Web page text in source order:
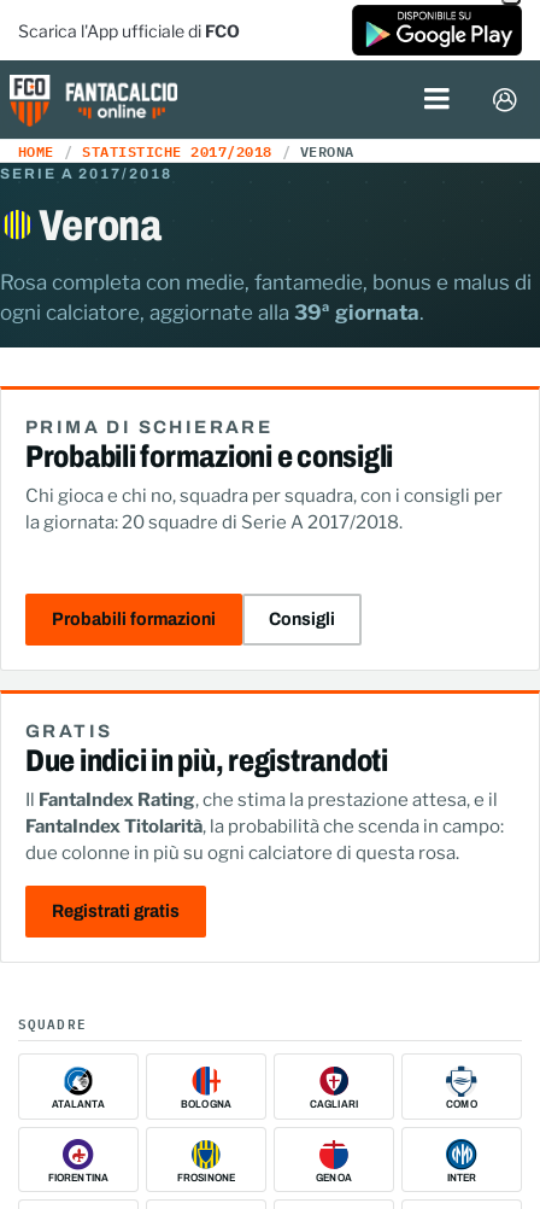
Scarica l'App ufficiale di FCO
HOME STATISTICHE 2017/2018 VERONA
SERIE A 2017/2018
Verona
Rosa completa con medie, fantamedie, bonus e malus di
ogni calciatore, aggiornate alla 39ª giornata.
PRIMA DI SCHIERARE
Probabili formazioni e consigli
Chi gioca e chi no, squadra per squadra, con i consigli per
la giornata: 20 squadre di Serie A 2017/2018.
Probabili formazioni Consigli
GRATIS
Due indici in più, registrandoti
Il FantaIndex Rating, che stima la prestazione attesa, e il
FantaIndex Titolarità, la probabilità che scenda in campo:
due colonne in più su ogni calciatore di questa rosa.
Registrati gratis
SQUADRE
ATALANTA BOLOGNA CAGLIARI COMO
FIORENTINA FROSINONE GENOA INTER